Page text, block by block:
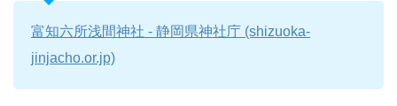
富知六所浅間神社 - 静岡県神社庁 (shizuoka-
jinjacho.or.jp)